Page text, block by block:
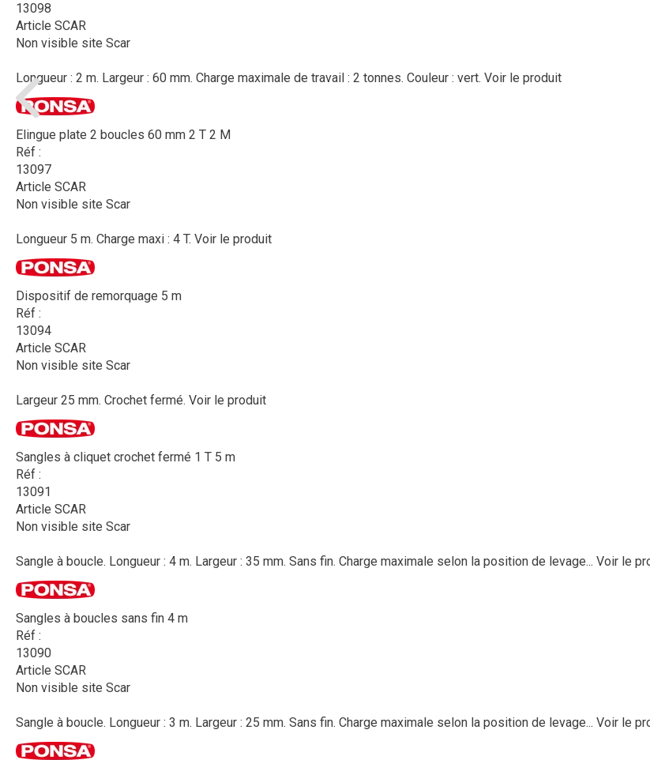
13098
Article SCAR
Non visible site Scar
Longueur : 2 m. Largeur : 60 mm. Charge maximale de travail : 2 tonnes. Couleur : vert. Voir le produit
Elingue plate 2 boucles 60 mm 2 T 2 M
Réf :
13097
Article SCAR
Non visible site Scar
Longueur 5 m. Charge maxi : 4 T. Voir le produit
Dispositif de remorquage 5 m
Réf :
13094
Article SCAR
Non visible site Scar
Largeur 25 mm. Crochet fermé. Voir le produit
Sangles à cliquet crochet fermé 1 T 5 m
Réf :
13091
Article SCAR
Non visible site Scar
Sangle à boucle. Longueur : 4 m. Largeur : 35 mm. Sans fin. Charge maximale selon la position de levage... Voir le
Sangles à boucles sans fin 4 m
Réf :
13090
Article SCAR
Non visible site Scar
Sangle à boucle. Longueur : 3 m. Largeur : 25 mm. Sans fin. Charge maximale selon la position de levage... Voir le